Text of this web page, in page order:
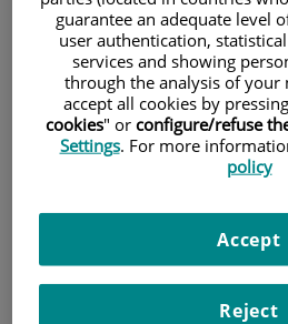
Pacientes y
Investigación
guarantee an adequate level
user authentication,
services and showing
through the analysis of your
accept all cookies by
cookies" or configure/refuse
Settings. For more
policy
Reject
Accept